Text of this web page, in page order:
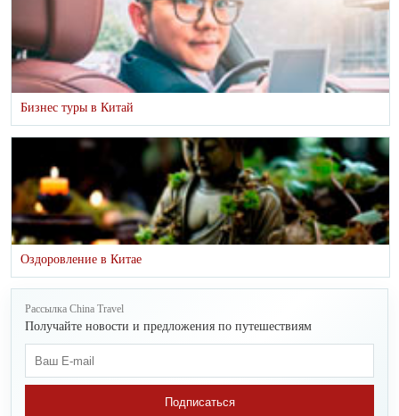
Бизнес туры в Китай
Оздоровление в Китае
Рассылка China Travel
Получайте новости и предложения по путешествиям
Подписаться